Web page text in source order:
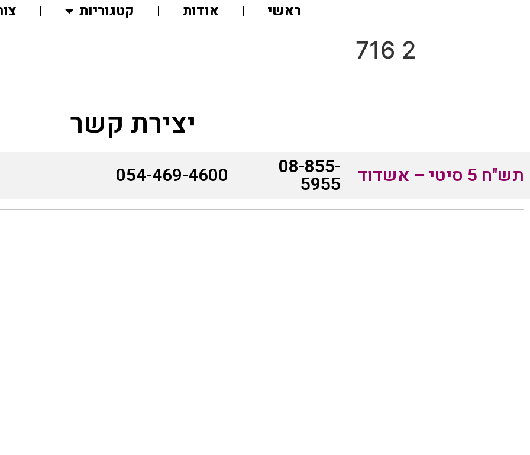
ראשי אודות קטגוריות
2 716
יצירת קשר
תש"ח 5 סיטי – אשדוד 08-855-
5955
054-469-4600